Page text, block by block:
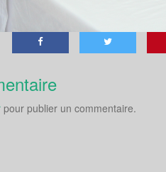
pour publier un commentaire.